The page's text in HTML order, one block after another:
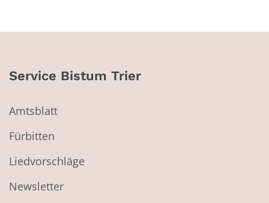
Service Bistum Trier
Amtsblatt
Fürbitten
Liedvorschläge
Newsletter